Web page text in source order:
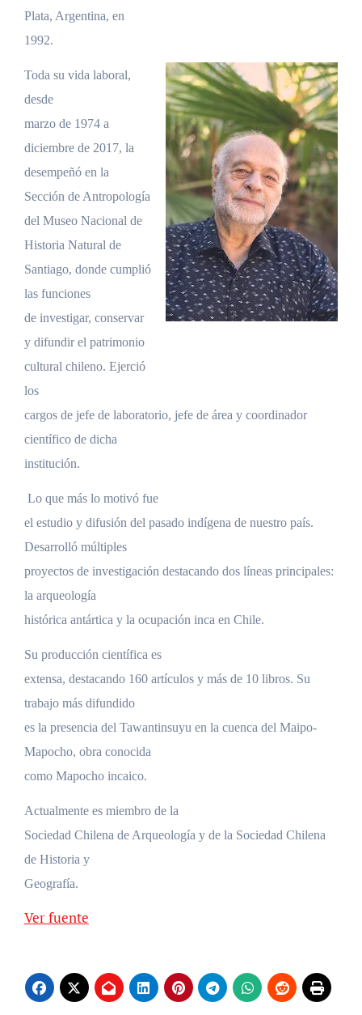
Plata, Argentina, en
1992.
Toda su vida laboral,
desde
marzo de 1974 a
diciembre de 2017, la
desempeñó en la
Sección de Antropología
del Museo Nacional de
Historia Natural de
Santiago, donde cumplió
las funciones
de investigar, conservar
y difundir el patrimonio
cultural chileno. Ejerció
los
cargos de jefe de laboratorio, jefe de área y coordinador
científico de dicha
institución.
Lo que más lo motivó fue
el estudio y difusión del pasado indígena de nuestro país.
Desarrolló múltiples
proyectos de investigación destacando dos líneas principales:
la arqueología
histórica antártica y la ocupación inca en Chile.
Su producción científica es
extensa, destacando 160 artículos y más de 10 libros. Su
trabajo más difundido
es la presencia del Tawantinsuyu en la cuenca del Maipo-
Mapocho, obra conocida
como Mapocho incaico.
Actualmente es miembro de la
Sociedad Chilena de Arqueología y de la Sociedad Chilena
de Historia y
Geografía.
Ver fuente